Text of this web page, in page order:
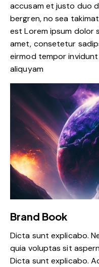
accusam et justo duo
bergren, no sea
est Lorem ipsum dolor
amet, consetetur
eirmod tempor
aliquyam
Brand Book
Dicta sunt explicabo.
quia voluptas sit
Dicta sunt explicabo.